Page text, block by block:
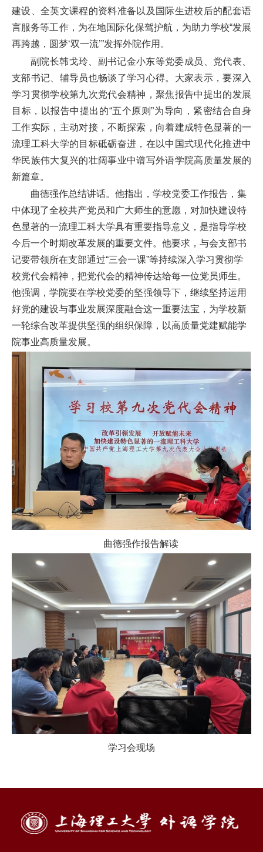
建设、全英文课程的资料准备以及国际生进校后的配套语
言服务等工作，为在地国际化保驾护航，为助力学校“发展
再跨越，圆梦‘双一流’”发挥外院作用。
副院长韩戈玲、副书记金小东等党委成员、党代表、
支部书记、辅导员也畅谈了学习心得。大家表示，要深入
学习贯彻学校第九次党代会精神，聚焦报告中提出的发展
目标，以报告中提出的“五个原则”为导向，紧密结合自身
工作实际，主动对接，不断探索，向着建成特色显著的一
流理工科大学的目标砥砺奋进，在以中国式现代化推进中
华民族伟大复兴的壮阔事业中谱写外语学院高质量发展的
新篇章。
曲德强作总结讲话。他指出，学校党委工作报告，集
中体现了全校共产党员和广大师生的意愿，对加快建设特
色显著的一流理工科大学具有重要指导意义，是指导学校
今后一个时期改革发展的重要文件。他要求，与会支部书
记要带领所在支部通过“三会一课”等持续深入学习贯彻学
校党代会精神，把党代会的精神传达给每一位党员师生。
他强调，学院要在学校党委的坚强领导下，继续坚持运用
好党的建设与事业发展深度融合这一重要法宝，为学校新
一轮综合改革提供坚强的组织保障，以高质量党建赋能学
院事业高质量发展。
曲德强作报告解读
学习会现场